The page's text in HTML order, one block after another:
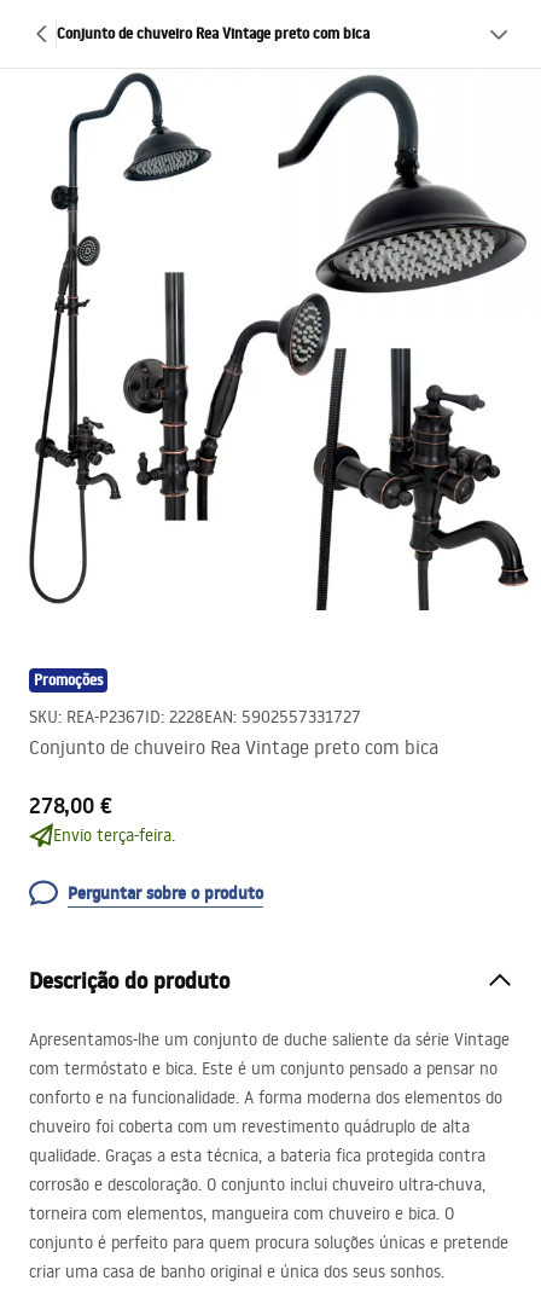
Conjunto de chuveiro Rea Vintage preto com bica
Promoções
SKU: REA-P2367ID: 2228EAN: 5902557331727
Conjunto de chuveiro Rea Vintage preto com bica
278,00 €
Envio terça-feira.
Perguntar sobre o produto
Descrição do produto
Apresentamos-lhe um conjunto de duche saliente da série Vintage
com termóstato e bica. Este é um conjunto pensado a pensar no
conforto e na funcionalidade. A forma moderna dos elementos do
chuveiro foi coberta com um revestimento quádruplo de alta
qualidade. Graças a esta técnica, a bateria fica protegida contra
corrosão e descoloração. O conjunto inclui chuveiro ultra-chuva,
torneira com elementos, mangueira com chuveiro e bica. O
conjunto é perfeito para quem procura soluções únicas e pretende
criar uma casa de banho original e única dos seus sonhos.